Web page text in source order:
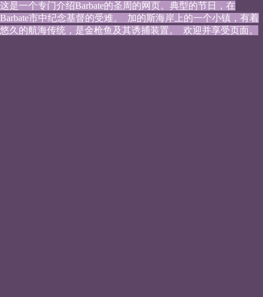
这是一个专门介绍Barbate的圣周的网页。典型的节日，在
Barbate市中纪念基督的受难。  加的斯海岸上的一个小镇，有着
悠久的航海传统，是金枪鱼及其诱捕装置。  欢迎并享受页面。